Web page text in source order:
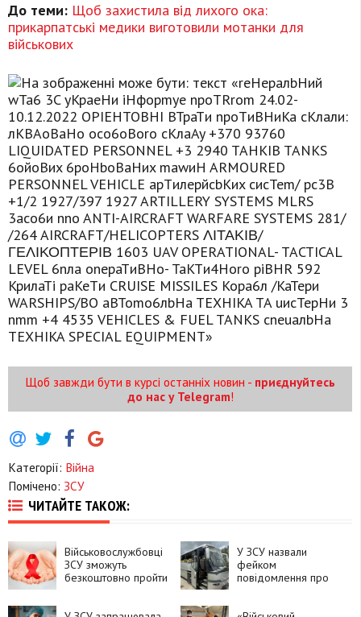
До теми: Щоб захистила від лихого ока:
прикарпатські медики виготовили мотанки для
військових
Щоб завжди бути в курсі останніх новин - приєднуйтесь
до нас у Telegram!
Категорії: Війна
Помічено: ЗСУ
ЧИТАЙТЕ ТАКОЖ:
Військовослужбовці
ЗСУ зможуть
безкоштовно пройти
У ЗСУ назвали
фейком
повідомлення про